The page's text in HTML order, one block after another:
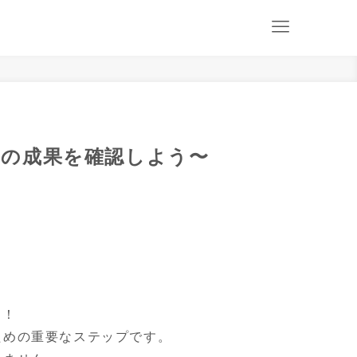
成果を確認しよう〜
の重要なステップです。